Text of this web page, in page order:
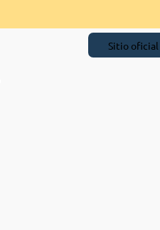
Sitio oficial